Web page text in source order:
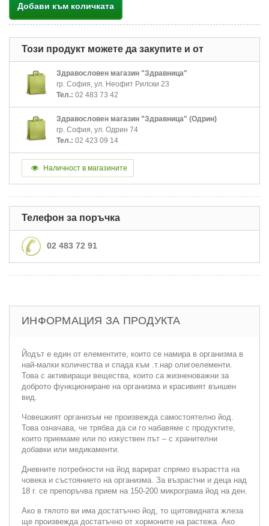
Добави към количката
Този продукт можете да закупите и от
Здравословен магазин "Здравница"
гр. София, ул. Неофит Рилски 23
Тел.: 02 483 73 42
Здравословен магазин "Здравница" (Одрин)
гр. София, ул. Одрин 74
Тел.: 02 423 09 14
Наличност в магазините
Телефон за поръчка
02 483 72 91
ИНФОРМАЦИЯ ЗА ПРОДУКТА
Йодът е един от елементите, които се намира в организма в
най-малки количества и спада към .т.нар олигоелементи.
Това с активиращи вещества, които са жизненоважни за
доброто функциониране на организма и красивият външен
вид.
Човешкият организъм не произвежда самостоятелно йод.
Това означава, че трябва да си го набавяме с продуктите,
които приемаме или по изкуствен път – с хранителни
добавки или медикаменти.
Дневните потребности на йод варират спрямо възрастта на
човека и състоянието на организма. За възрастни и деца над
18 г. се препоръчва прием на 150-200 микрограма йод на ден.
Ако в тялото ви има достатъчно йод, то щитовидната жлеза
ще произвежда достатъчно от хормоните на растежа. Ако